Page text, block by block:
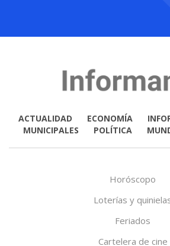
ACTUALIDAD ECONOMÍA
MUNICIPALES
POLÍTICA
Horóscopo
Loterías y
Feriados
Cartelera de cine